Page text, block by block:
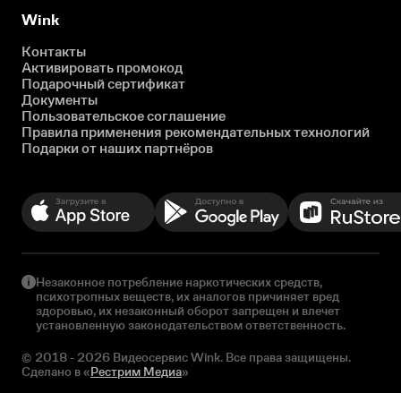
Wink
Контакты
Активировать промокод
Подарочный сертификат
Документы
Пользовательское соглашение
Правила применения рекомендательных технологий
Подарки от наших партнёров
Незаконное потребление наркотических средств,
психотропных веществ, их аналогов причиняет вред
здоровью, их незаконный оборот запрещен и влечет
установленную законодательством ответственность.
© 2018 - 2026 Видеосервис Wink. Все права защищены.
Сделано в «Рестрим Медиа»